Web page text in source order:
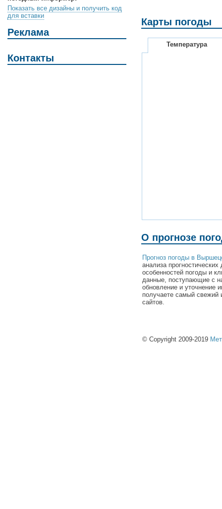
Показать все дизайны и получить код
для вставки
Реклама
Контакты
Карты погоды
Температура
О прогнозе
Прогноз погоды в
анализа
особенностей погоды и
данные, поступающие с
обновление и уточнение
получаете самый свежий
сайтов.
© Copyright 2009-2019